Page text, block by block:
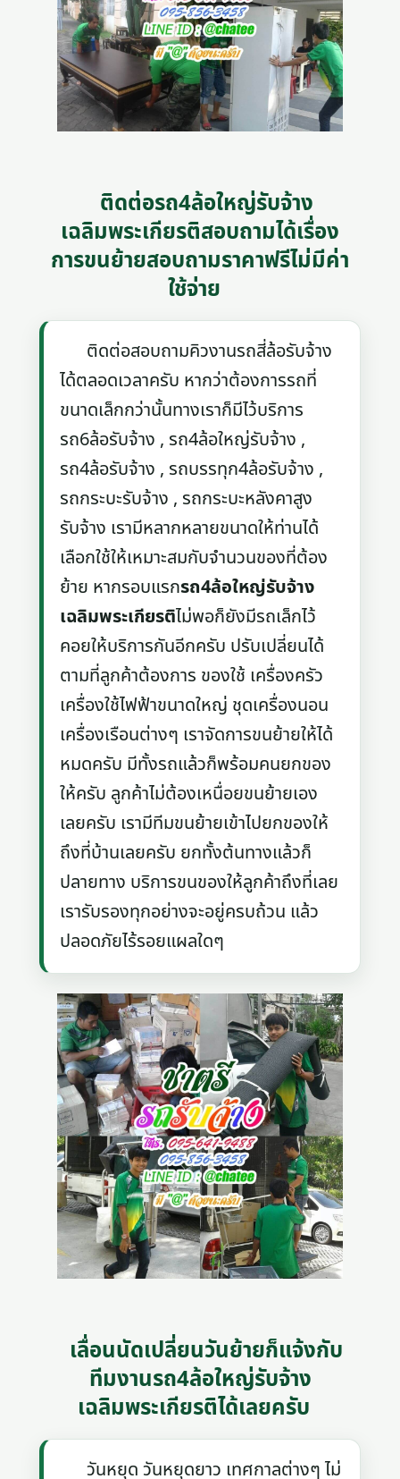
ติดต่อรถ4ล้อใหญ่รับจ้าง
เฉลิมพระเกียรติสอบถามได้เรื่อง
การขนย้ายสอบถามราคาฟรีไม่มีค่า
ใช้จ่าย
ติดต่อสอบถามคิวงานรถสี่ล้อรับจ้าง
ได้ตลอดเวลาครับ หากว่าต้องการรถที่
ขนาดเล็กกว่านั้นทางเราก็มีไว้บริการ
รถ6ล้อรับจ้าง , รถ4ล้อใหญ่รับจ้าง ,
รถ4ล้อรับจ้าง , รถบรรทุก4ล้อรับจ้าง ,
รถกระบะรับจ้าง , รถกระบะหลังคาสูง
รับจ้าง เรามีหลากหลายขนาดให้ท่านได้
เลือกใช้ให้เหมาะสมกับจำนวนของที่ต้อง
ย้าย หากรอบแรกรถ4ล้อใหญ่รับจ้าง
เฉลิมพระเกียรติไม่พอก็ยังมีรถเล็กไว้
คอยให้บริการกันอีกครับ ปรับเปลี่ยนได้
ตามที่ลูกค้าต้องการ ของใช้ เครื่องครัว
เครื่องใช้ไฟฟ้าขนาดใหญ่ ชุดเครื่องนอน
เครื่องเรือนต่างๆ เราจัดการขนย้ายให้ได้
หมดครับ มีทั้งรถแล้วก็พร้อมคนยกของ
ให้ครับ ลูกค้าไม่ต้องเหนื่อยขนย้ายเอง
เลยครับ เรามีทีมขนย้ายเข้าไปยกของให้
ถึงที่บ้านเลยครับ ยกทั้งต้นทางแล้วก็
ปลายทาง บริการขนของให้ลูกค้าถึงที่เลย
เรารับรองทุกอย่างจะอยู่ครบถ้วน แล้ว
ปลอดภัยไร้รอยแผลใดๆ
เลื่อนนัดเปลี่ยนวันย้ายก็แจ้งกับ
ทีมงานรถ4ล้อใหญ่รับจ้าง
เฉลิมพระเกียรติได้เลยครับ
วันหยุด วันหยุดยาว เทศกาลต่างๆ ไม่